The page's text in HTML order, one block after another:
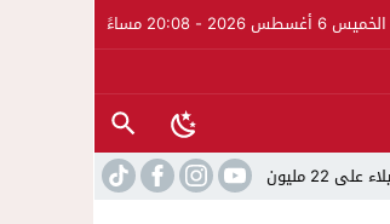
الخميس 6 أغسطس 2026 - 20:08 مساءً
22:45 جمعية الجالية للنقل الدولي